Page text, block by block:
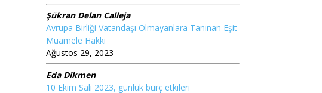
Şükran Delan Calleja
Avrupa Birliği Vatandaşı Olmayanlara Tanınan Eşit
Muamele Hakkı
Ağustos 29, 2023
Eda Dikmen
10 Ekim Salı 2023, günlük burç etkileri